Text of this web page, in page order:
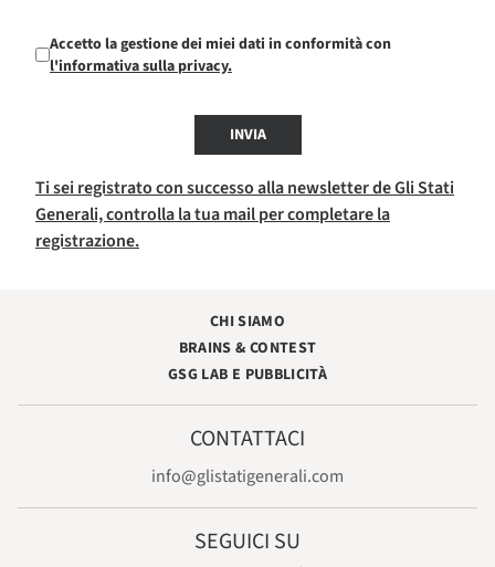
Accetto la gestione dei miei dati in conformità con
l'informativa sulla privacy.
INVIA
Ti sei registrato con successo alla newsletter de Gli Stati
Generali, controlla la tua mail per completare la
registrazione.
CHI SIAMO
BRAINS & CONTEST
GSG LAB E PUBBLICITÀ
CONTATTACI
info@glistatigenerali.com
SEGUICI SU